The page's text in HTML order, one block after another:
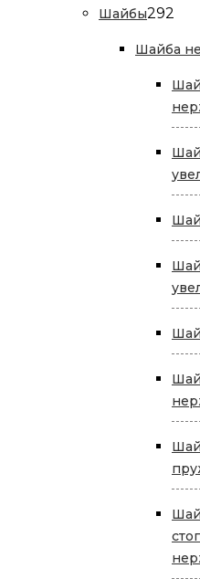
Шайбы292
Шайба